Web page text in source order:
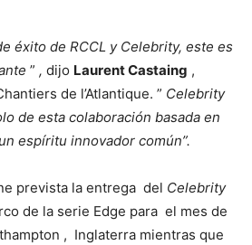
éxito de RCCL y Celebrity, este es
” , dijo Laurent Castaing ,
de l’Atlantique. ” Celebrity
de esta colaboración basada en
espíritu innovador común”.
prevista la entrega del Celebrity
de la serie Edge para el mes de
, Inglaterra mientras que